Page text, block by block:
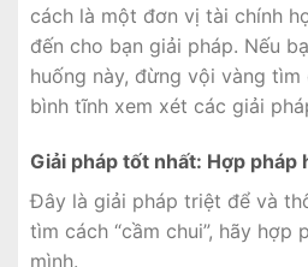
cách là một đơn vị tài chính
đến cho bạn giải pháp. Nếu
huống này, đừng vội vàng
bình tĩnh xem xét các giải
Giải pháp tốt nhất: Hợp pháp
Đây là giải pháp triệt để và
tìm cách “cầm chui”, hãy hợp
mình.